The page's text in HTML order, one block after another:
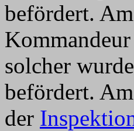
befördert.
solcher
befördert.
der